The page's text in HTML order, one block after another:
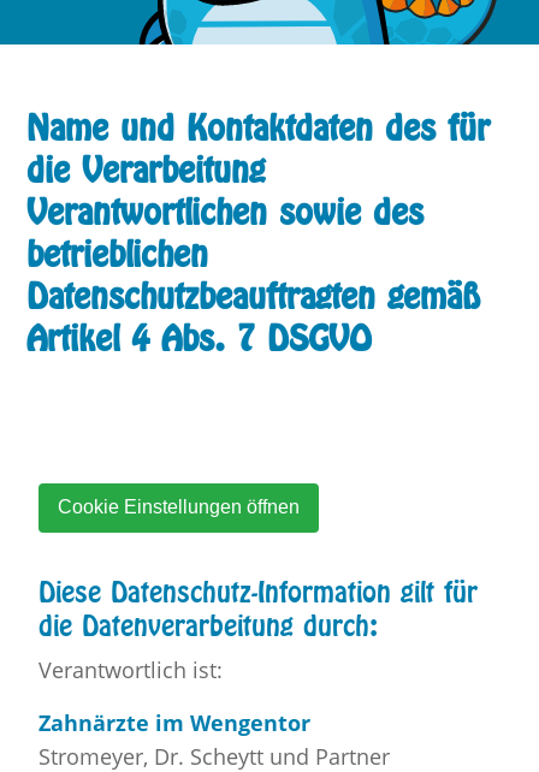
Name und Kontaktdaten des für
die Verarbeitung
Verantwortlichen sowie des
betrieblichen
Datenschutzbeauftragten gemäß
Artikel 4 Abs. 7 DSGVO
Coo­kie Ein­stel­lun­gen öff­nen
Diese Da­ten­schutz-In­for­ma­ti­on gilt für
die Da­ten­ver­ar­bei­tung durch:
Ver­ant­wort­lich ist:
Zahn­ärz­te im Wen­gen­tor
Stro­mey­er, Dr. Sche­ytt und Part­ner